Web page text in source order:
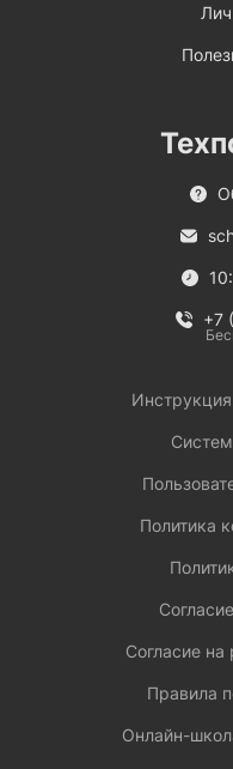
+7
Политика
Согласие
Правила
Онлайн-